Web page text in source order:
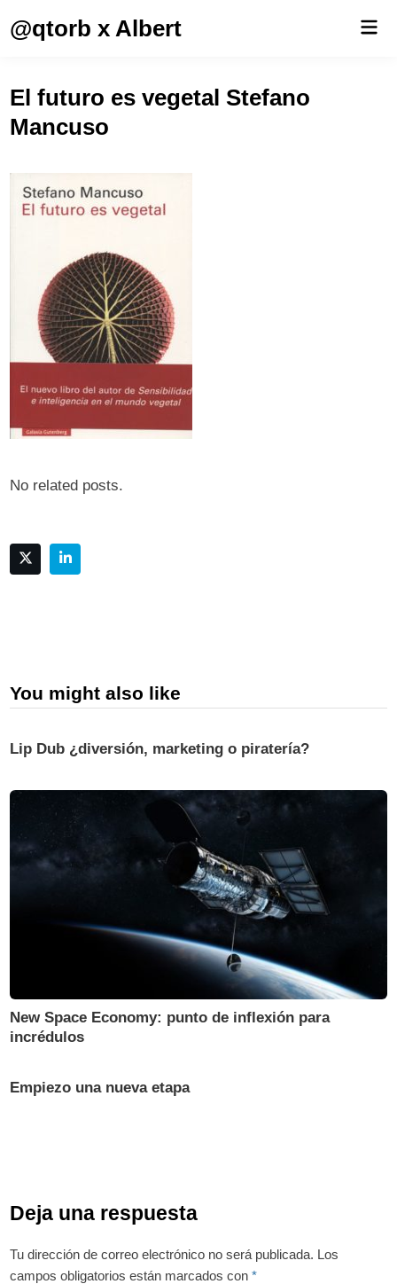
@qtorb x Albert
El futuro es vegetal Stefano
Mancuso
No related posts.
You might also like
Lip Dub ¿diversión, marketing o piratería?
New Space Economy: punto de inflexión para
incrédulos
Empiezo una nueva etapa
Deja una respuesta
Tu dirección de correo electrónico no será publicada. Los
campos obligatorios están marcados con*